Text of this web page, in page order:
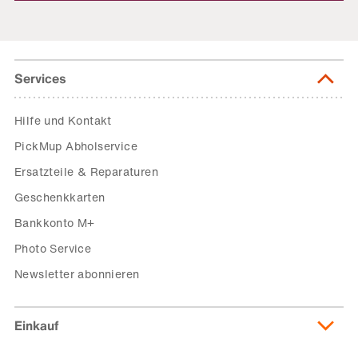
Services
Hilfe und Kontakt
PickMup Abholservice
Ersatzteile & Reparaturen
Geschenkkarten
Bankkonto M+
Photo Service
Newsletter abonnieren
Einkauf